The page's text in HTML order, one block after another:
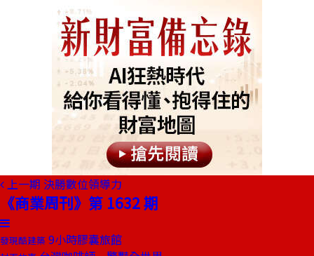
上一期 決勝數位領導力
《商業周刊》第 1632 期
發現酷建築 9小時膠囊旅館